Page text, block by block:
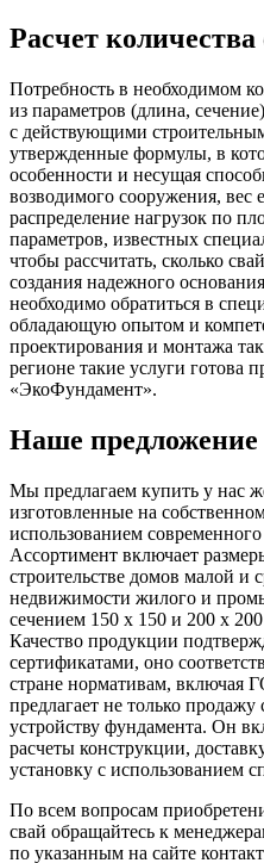
Расчет количества
Потребность в необходимом
из параметров (длина,
с действующими
утвержденные формулы, в
особенности и несущая
возводимого сооружения, вес
распределение нагрузок по
параметров, известных
чтобы рассчитать, сколько
создания надежного
необходимо обратиться в
обладающую опытом и
проектирования и монтажа
регионе такие услуги готова
«ЭкоФундамент».
Наше предложение
Мы предлагаем купить у нас
изготовленные на
использованием
Ассортимент включает
строительстве домов малой и
недвижимости жилого и
сечением 150 х 150 и 200 х
Качество продукции
сертификатами, оно
стране нормативам, включая
предлагает не только
устройству фундамента. Он
расчеты конструкции,
установку с использованием
По всем вопросам
свай обращайтесь к
по указанным на сайте